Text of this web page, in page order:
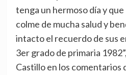
tenga un hermoso día y
colme de mucha salud y
intacto el recuerdo de sus
3er grado de primaria
Castillo en los comentarios